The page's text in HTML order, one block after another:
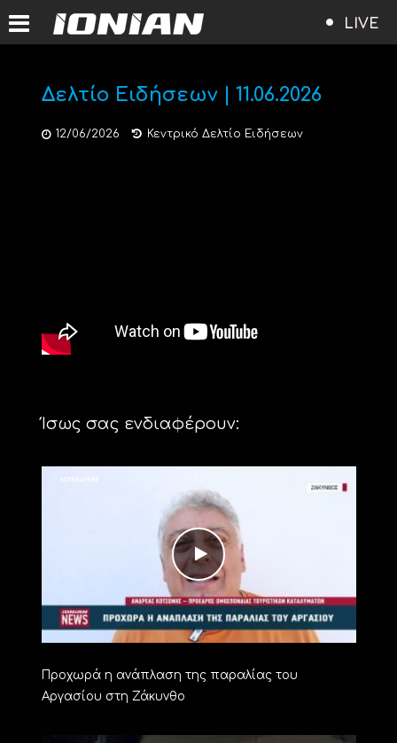
LIVE
Δελτίο Ειδήσεων | 11.06.2026
12/06/2026 Κεντρικό Δελτίο Ειδήσεων
Ίσως σας ενδιαφέρουν:
Προχωρά η ανάπλαση της παραλίας του
Αργασίου στη Ζάκυνθο